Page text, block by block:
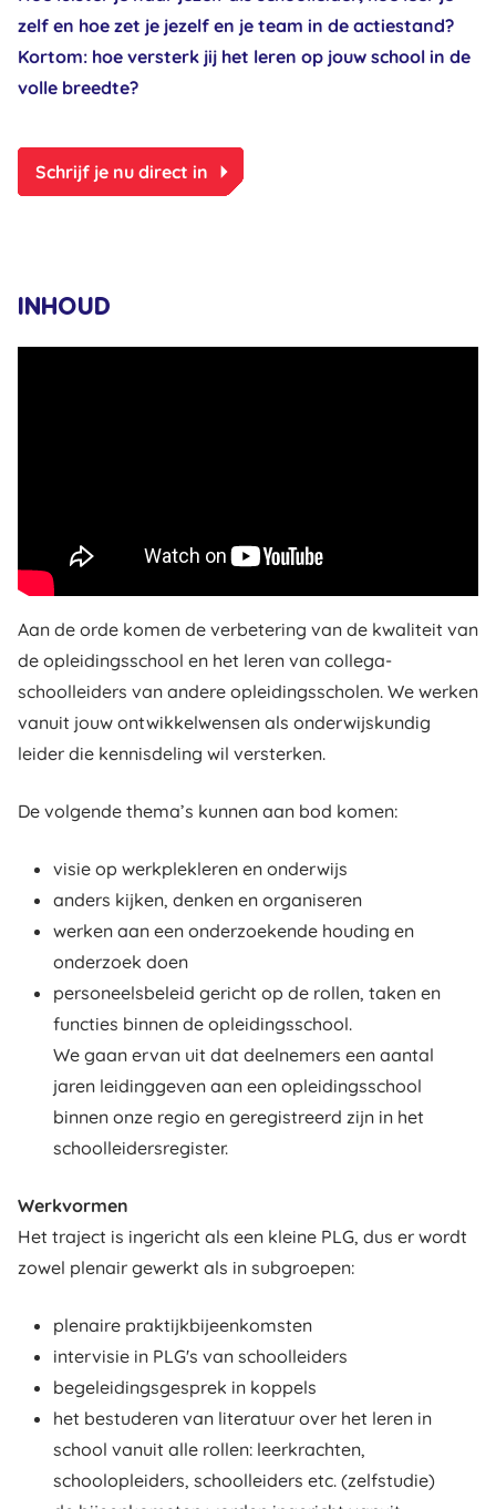
zelf en hoe zet je jezelf en je team in de actiestand?
Kortom: hoe versterk jij het leren op jouw school in de
volle breedte?
Schrijf je nu direct in arrow_right
INHOUD
Aan de orde komen de verbetering van de kwaliteit van
de opleidingsschool en het leren van collega-
schoolleiders van andere opleidingsscholen. We werken
vanuit jouw ontwikkelwensen als onderwijskundig
leider die kennisdeling wil versterken.
De volgende thema’s kunnen aan bod komen:
visie op werkplekleren en onderwijs
anders kijken, denken en organiseren
werken aan een onderzoekende houding en
onderzoek doen
personeelsbeleid gericht op de rollen, taken en
functies binnen de opleidingsschool.
We gaan ervan uit dat deelnemers een aantal
jaren leidinggeven aan een opleidingsschool
binnen onze regio en geregistreerd zijn in het
schoolleidersregister.
Werkvormen
Het traject is ingericht als een kleine PLG, dus er wordt
zowel plenair gewerkt als in subgroepen:
plenaire praktijkbijeenkomsten
intervisie in PLG's van schoolleiders
begeleidingsgesprek in koppels
het bestuderen van literatuur over het leren in
school vanuit alle rollen: leerkrachten,
schoolopleiders, schoolleiders etc. (zelfstudie)